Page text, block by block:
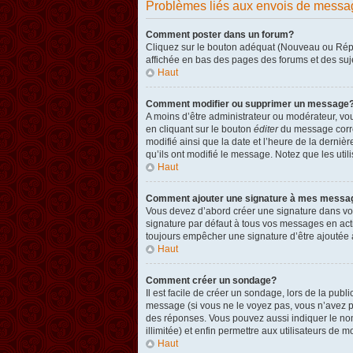
Problèmes liés aux envois de
Comment poster dans un forum?
Cliquez sur le bouton adéquat (Nouveau ou
affichée en bas des pages des forums et des
Haut
Comment modifier ou supprimer un
A moins d’être administrateur ou modérateur,
en cliquant sur le bouton éditerdu message
modifié ainsi que la date et l’heure de la
qu’ils ont modifié le message. Notez que les
Haut
Comment ajouter une signature à mes
Vous devez d’abord créer une signature dans
signature par défaut à tous vos messages en
toujours empêcher une signature d’être
Haut
Comment créer un sondage?
Il est facile de créer un sondage, lors de la
message (si vous ne le voyez pas, vous
des réponses. Vous pouvez aussi indiquer le
illimitée) et enfin permettre aux utilisateurs de
Haut